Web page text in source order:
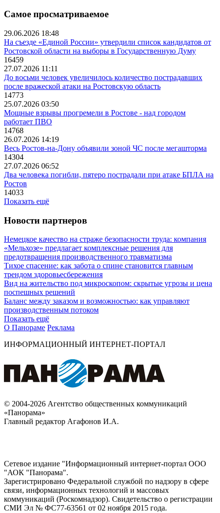
Самое просматриваемое
29.06.2026 18:48
На съезде «Единой России» утвердили список кандидатов от
Ростовской области на выборы в Государственную Думу
16459
27.07.2026 11:11
До восьми человек увеличилось количество пострадавших
после вражеской атаки на Ростовскую область
14773
25.07.2026 03:50
Мощные взрывы прогремели в Ростове - над городом
работает ПВО
14768
26.07.2026 14:19
Весь Ростов-на-Дону объявили зоной ЧС после мегашторма
14304
27.07.2026 06:52
Два человека погибли, пятеро пострадали при атаке БПЛА на
Ростов
14033
Показать ещё
Новости партнеров
Немецкое качество на страже безопасности труда: компания
«Мельхозе» предлагает комплексные решения для
предотвращения производственного травматизма
Тихое спасение: как забота о спине становится главным
трендом здоровьесбережения
Вид на жительство под микроскопом: скрытые угрозы и цена
поспешных решений
Баланс между заказом и возможностью: как управляют
производственным потоком
Показать ещё
О Панораме Реклама
ИНФОРМАЦИОННЫЙ ИНТЕРНЕТ-ПОРТАЛ
© 2004-2026 Агентство общественных коммуникаций
«Панорама»
Главный редактор Агафонов И.А.
Сетевое издание "Информационный интернет-портал ООО
"АОК "Панорама".
Зарегистрировано Федеральной службой по надзору в сфере
связи, информационных технологий и массовых
коммуникаций (Роскомнадзор). Cвидетельство о регистрации
СМИ Эл № ФС77-63561 от 02 ноября 2015 года.